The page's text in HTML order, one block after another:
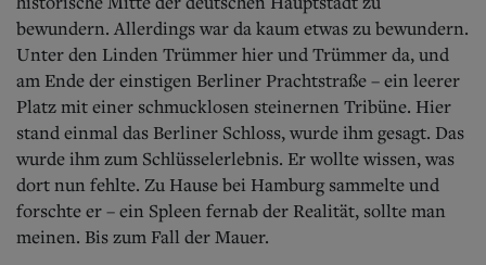
bewundern. Allerdings war da kaum etwas zu bewundern.
Unter den Linden Trümmer hier und Trümmer da, und
am Ende der einstigen Berliner Prachtstraße – ein leerer
Platz mit einer schmucklosen steinernen Tribüne. Hier
stand einmal das Berliner Schloss, wurde ihm gesagt. Das
wurde ihm zum Schlüsselerlebnis. Er wollte wissen, was
dort nun fehlte. Zu Hause bei Hamburg sammelte und
forschte er – ein Spleen fernab der Realität, sollte man
meinen. Bis zum Fall der Mauer.